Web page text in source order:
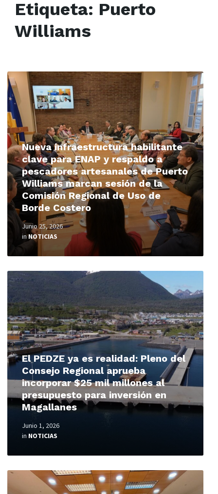
Etiqueta: Puerto
Williams
Nueva infraestructura habilitante
clave para ENAP y respaldo a
pescadores artesanales de Puerto
Williams marcan sesión de la
Comisión Regional de Uso de
Borde Costero
Junio 25, 2026
inNOTICIAS
Read
More
El PEDZE ya es realidad: Pleno del
Consejo Regional aprueba
incorporar $25 mil millones al
presupuesto para inversión en
Magallanes
Junio 1, 2026
in NOTICIAS
Read
More
Read